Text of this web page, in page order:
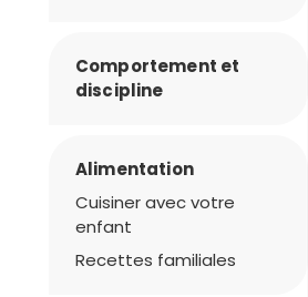
Comportement et
discipline
Alimentation
Cuisiner avec votre
enfant
Recettes familiales